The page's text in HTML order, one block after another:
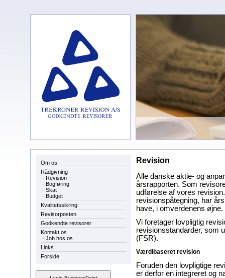
Om os
Rådgivning
· Revision
· Bogføring
· Skat
· Budget
Kvalitetssikring
Revisorposten
Godkendte revisorer
Kontakt os
· Job hos os
Links
Forside
Revision
Alle danske aktie- og
årsrapporten. Som
udførelse af vores
revisionspåtegning, har
have, i omverdenens øjne.
Vi foretager lovpligtig
revisionsstandarder, som
(FSR).
Værdibaseret revision
Foruden den lovpligtige
er derfor en integreret og